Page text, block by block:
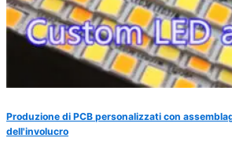
Produzione di PCB personalizzati con
dell'involucro